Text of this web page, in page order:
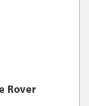
Rover